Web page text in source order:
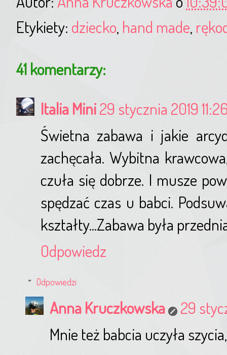
Etykiety: dziecko hand made
41 komentarzy:
Italia Mini29 stycznia 2019
Świetna zabawa i jakie
zachęcała. Wybitna
czuła się dobrze. I musze
spędzać czas u babci.
kształty...Zabawa była
Odpowiedz
Odpowiedzi
Anna Kruczkowska
29
Mnie też babcia uczyła